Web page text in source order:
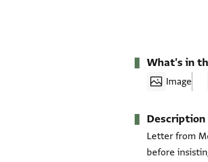
What's in
Image
Description
Letter from
before